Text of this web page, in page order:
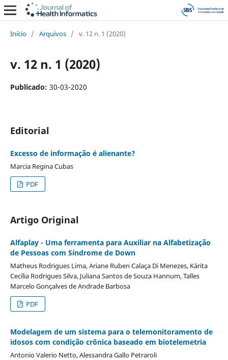
Início / Arquivos / v. 12 n. 1 (2020)
v. 12 n. 1 (2020)
Publicado: 30-03-2020
Editorial
Excesso de informação é alienante?
Marcia Regina Cubas
PDF
Artigo Original
Alfaplay - Uma ferramenta para Auxiliar na Alfabetização
de Pessoas com Síndrome de Down
Matheus Rodrigues Lima, Ariane Ruben Calaça Di Menezes, Kárita
Cecília Rodrigues Silva, Juliana Santos de Souza Hannum, Talles
Marcelo Gonçalves de Andrade Barbosa
PDF
Modelagem de um sistema para o telemonitoramento de
idosos com condição crônica baseado em biotelemetria
Antonio Valerio Netto, Alessandra Gallo Petraroli